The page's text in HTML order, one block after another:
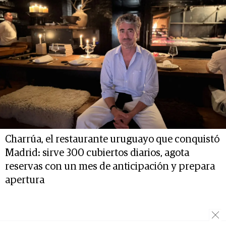
Charrúa, el restaurante uruguayo que conquistó
Madrid: sirve 300 cubiertos diarios, agota
reservas con un mes de anticipación y prepara
apertura